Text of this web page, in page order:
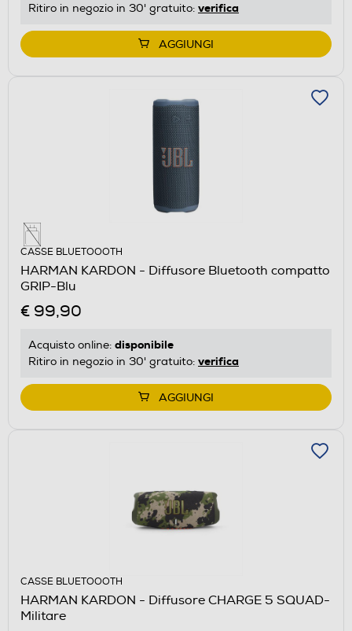
Ritiro in negozio in 30' gratuito: verifica
AGGIUNGI
CASSE BLUETOOOTH
HARMAN KARDON - Diffusore Bluetooth compatto
GRIP-Blu
€ 99,90
Acquisto online: disponibile
Ritiro in negozio in 30' gratuito: verifica
AGGIUNGI
CASSE BLUETOOOTH
HARMAN KARDON - Diffusore CHARGE 5 SQUAD-
Militare